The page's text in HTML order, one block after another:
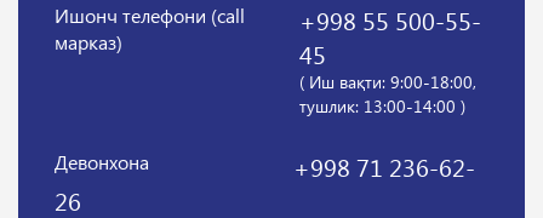
Ишонч телефони (call
марказ)
+998 55 500-55-
45
( Иш вақти: 9:00-18:00,
тушлик: 13:00-14:00 )
Девонхона
+998 71 236-62-
26